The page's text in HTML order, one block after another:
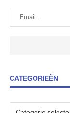
CATEGORIEËN